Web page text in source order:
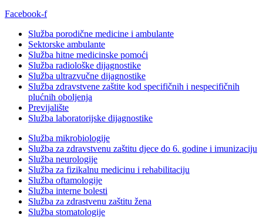
Facebook-f
Služba porodične medicine i ambulante
Sektorske ambulante
Služba hitne medicinske pomoći
Služba radiološke dijagnostike
Služba ultrazvučne dijagnostike
Služba zdravstvene zaštite kod specifičnih i nespecifičnih
plućnih oboljenja
Previjalište
Služba laboratorijske dijagnostike
Služba mikrobiologije
Služba za zdravstvenu zaštitu djece do 6. godine i imunizaciju
Služba neurologije
Služba za fizikalnu medicinu i rehabilitaciju
Služba oftamologije
Služba interne bolesti
Služba za zdrastvenu zaštitu žena
Služba stomatologije